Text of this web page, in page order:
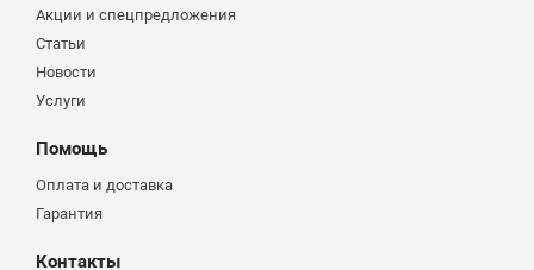
Акции и спецпредложения
Статьи
Новости
Услуги
Помощь
Оплата и доставка
Гарантия
Контакты